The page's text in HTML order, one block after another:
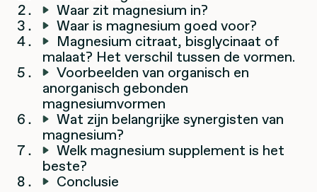
Waar zit magnesium in?
Waar is magnesium goed voor?
Magnesium citraat, bisglycinaat of
malaat? Het verschil tussen de vormen.
Voorbeelden van organisch en
anorganisch gebonden
magnesiumvormen
Wat zijn belangrijke synergisten van
magnesium?
Welk magnesium supplement is het
beste?
Conclusie